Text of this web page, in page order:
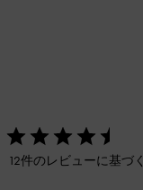
12件のレビューに基づく